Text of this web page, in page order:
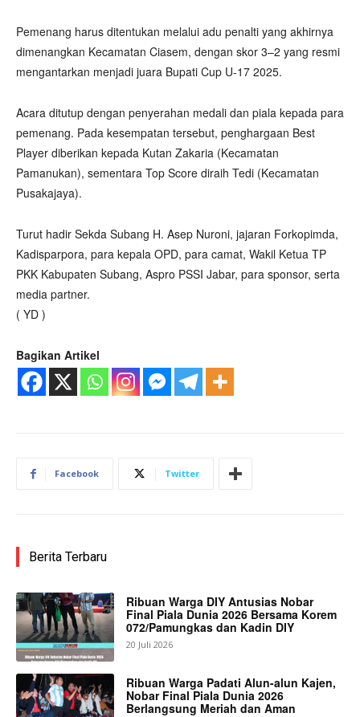
Pemenang harus ditentukan melalui adu penalti yang akhirnya
dimenangkan Kecamatan Ciasem, dengan skor 3–2 yang resmi
mengantarkan menjadi juara Bupati Cup U-17 2025.
Acara ditutup dengan penyerahan medali dan piala kepada para
pemenang. Pada kesempatan tersebut, penghargaan Best
Player diberikan kepada Kutan Zakaria (Kecamatan
Pamanukan), sementara Top Score diraih Tedi (Kecamatan
Pusakajaya).
Turut hadir Sekda Subang H. Asep Nuroni, jajaran Forkopimda,
Kadisparpora, para kepala OPD, para camat, Wakil Ketua TP
PKK Kabupaten Subang, Aspro PSSI Jabar, para sponsor, serta
media partner.
( YD )
Bagikan Artikel
Facebook Twitter
Berita Terbaru
Ribuan Warga DIY Antusias Nobar
Final Piala Dunia 2026 Bersama Korem
072/Pamungkas dan Kadin DIY
20 Juli 2026
Ribuan Warga Padati Alun-alun Kajen,
Nobar Final Piala Dunia 2026
Berlangsung Meriah dan Aman